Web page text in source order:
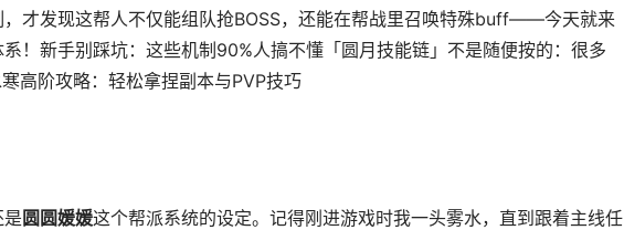
，才发现这帮人不仅能组队抢BOSS，还能在帮战里召唤特殊buff——今天就来
！新手别踩坑：这些机制90%人搞不懂「圆月技能链」不是随便按的：很多
高阶攻略：轻松拿捏副本与PVP技巧
圆圆媛媛这个帮派系统的设定。记得刚进游戏时我一头雾水，直到跟着主线任